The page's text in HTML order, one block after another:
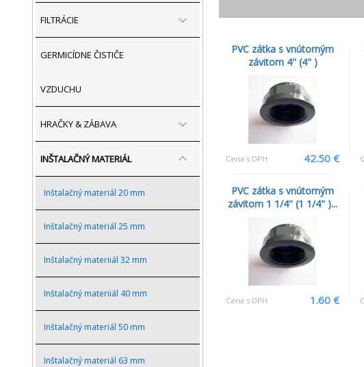
FILTRÁCIE
GERMICÍDNE ČISTIČE
VZDUCHU
HRAČKY & ZÁBAVA
INŠTALAČNÝ MATERIÁL
Inštalačný materiál 20 mm
Inštalačný materiál 25 mm
Inštalačný materiiál 32 mm
Inštalačný materiiál 40 mm
Inštalačný materiál 50 mm
Inštalačný materiál 63 mm
PVC zátka s vnútorným
závitom 4'' (4" )
Cena s DPH 42.50 €
PVC zátka s vnútorným
závitom 1 1/4'' (1 1/4" )...
Cena s DPH 1.60 €